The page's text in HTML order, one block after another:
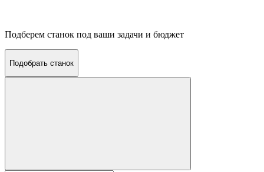
Подберем станок под ваши задачи и бюджет
Подобрать станок